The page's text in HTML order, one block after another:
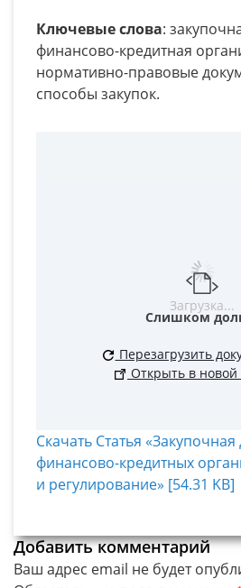
Ключевые слова:
финансово-кредитная
нормативно-правовые
способы закупок.
Загрузка...
Слишком
Перезагрузить
Открыть в новой
Скачать Статья «Закупочная
финансово-кредитных
и регулирование» [54.31 KB]
Добавить комментарий
Ваш адрес email не будет